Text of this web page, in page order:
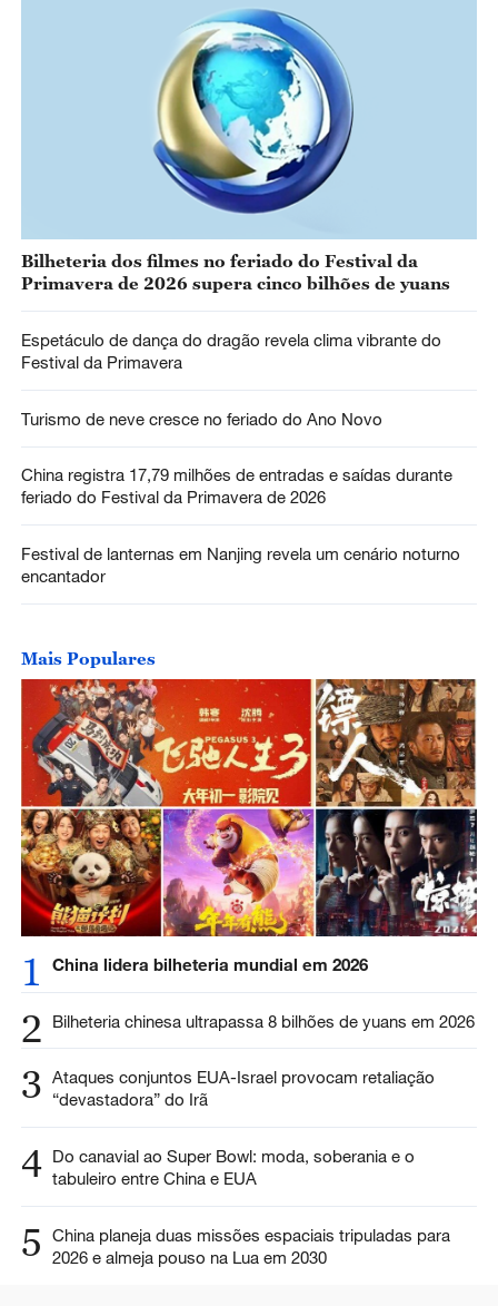
Bilheteria dos filmes no feriado do Festival da
Primavera de 2026 supera cinco bilhões de yuans
Espetáculo de dança do dragão revela clima vibrante do
Festival da Primavera
Turismo de neve cresce no feriado do Ano Novo
China registra 17,79 milhões de entradas e saídas durante
feriado do Festival da Primavera de 2026
Festival de lanternas em Nanjing revela um cenário noturno
encantador
Mais Populares
1 China lidera bilheteria mundial em 2026
2 Bilheteria chinesa ultrapassa 8 bilhões de yuans em 2026
3 Ataques conjuntos EUA-Israel provocam retaliação
“devastadora” do Irã
4 Do canavial ao Super Bowl: moda, soberania e o
tabuleiro entre China e EUA
5
China planeja duas missões espaciais tripuladas para
2026 e almeja pouso na Lua em 2030